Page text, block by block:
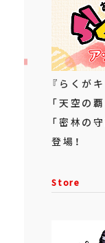
『らくが
「天空の
「密林の
登場！
Store